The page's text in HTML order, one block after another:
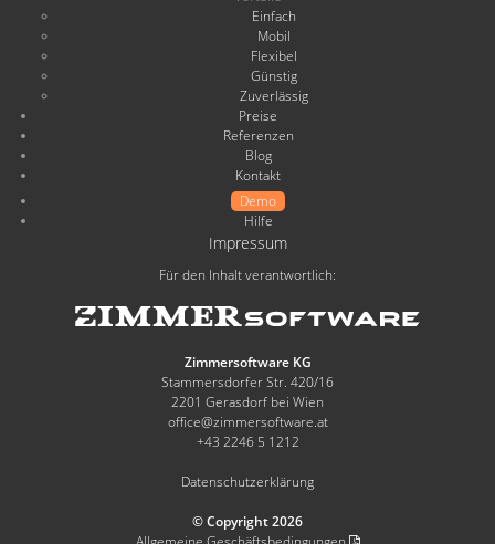
Einfach
Mobil
Flexibel
Günstig
Zuverlässig
Preise
Referenzen
Blog
Kontakt
Demo
Hilfe
Impressum
Für den Inhalt verantwortlich:
Zimmersoftware KG
Stammersdorfer Str. 420/16
2201 Gerasdorf bei Wien
office@zimmersoftware.at
+43 2246 5 1212
Datenschutzerklärung
© Copyright 2026